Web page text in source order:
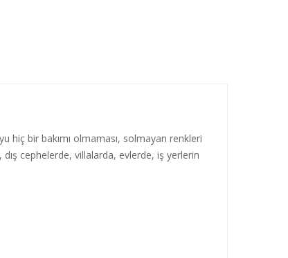
hiç bir bakımı olmaması, solmayan renkleri
dış cephelerde, villalarda, evlerde, iş yerlerin